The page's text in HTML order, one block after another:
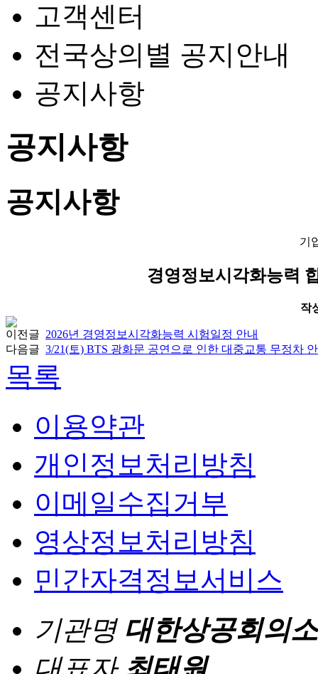
고객센터
전국상의별 공지안내
공지사항
공지사항
공지사항
기
경영정보시각화능력
작
이전글 2026년 경영정보시각화능력 시험일정 안내
다음글 3/21(토) BTS 광화문 공연으로 인한 대중교통 무정차
목록
이용약관
개인정보처리방침
이메일수집거부
영상정보처리방침
민간자격정보서비스
기관명 대한상공회의소
대표자 최태원